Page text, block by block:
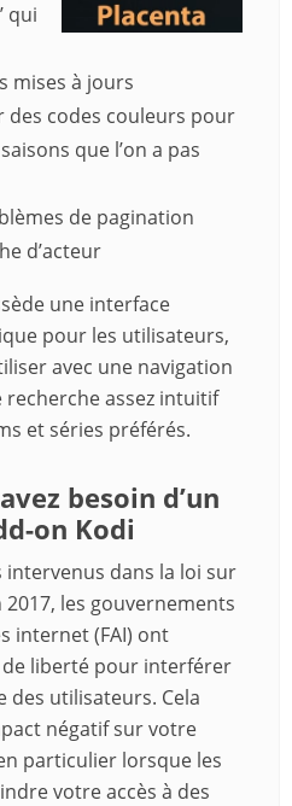
qui
mises à jours
des codes couleurs pour
que l’on a pas
de pagination
d’acteur
une interface
pour les utilisateurs,
avec une navigation
assez intuitif
et séries préférés.
besoin d’un
on Kodi
intervenus dans la loi sur
les gouvernements
internet (FAI) ont
liberté pour interférer
des utilisateurs. Cela
négatif sur votre
particulier lorsque les
votre accès à des